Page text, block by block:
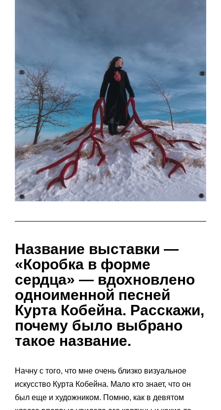
Название выставки —
«Коробка в форме
сердца» — вдохновлено
одноименной песней
Курта Кобейна. Расскажи,
почему было выбрано
такое название.
Начну с того, что мне очень близко визуальное
искусство Курта Кобейна. Мало кто знает, что он
был еще и художником. Помню, как в девятом